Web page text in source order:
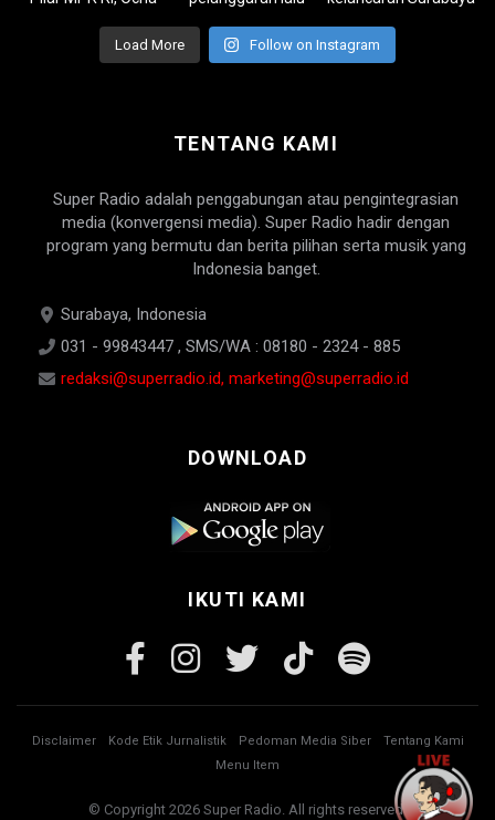
Load More Follow on Instagram
TENTANG KAMI
Super Radio adalah penggabungan atau pengintegrasian
media (konvergensi media). Super Radio hadir dengan
program yang bermutu dan berita pilihan serta musik yang
Indonesia banget.
Surabaya, Indonesia
031 - 99843447 , SMS/WA : 08180 - 2324 - 885
redaksi@superradio.id, marketing@superradio.id
DOWNLOAD
IKUTI KAMI
Disclaimer Kode Etik Jurnalistik Pedoman Media Siber
Tentang Kami
Menu Item
© Copyright 2026 Super Radio. All rights reserved.